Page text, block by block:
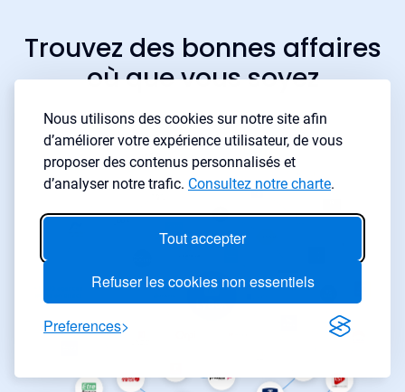
Nous utilisons des cookies sur notre site afin
d’améliorer votre expérience utilisateur, de vous
proposer des contenus personnalisés et
d’analyser notre trafic. Consultez notre charte.
Tout accepter
Refuser les cookies non essentiels
Preferences
Trouvez des bonnes affaires
où que vous soyez